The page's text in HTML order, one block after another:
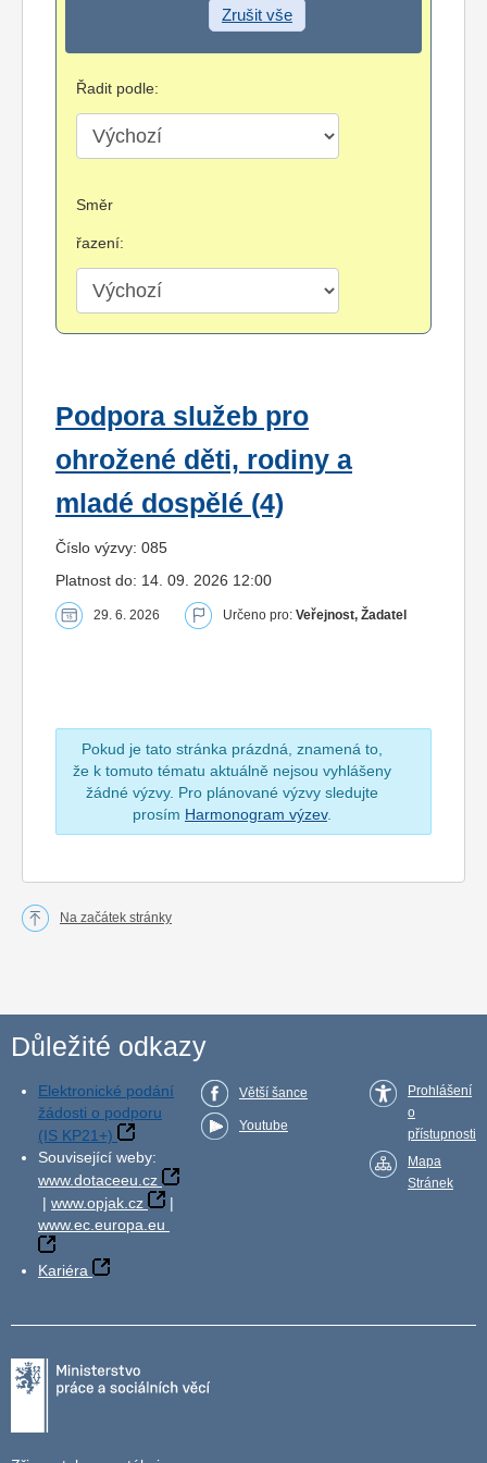
Zrušit vše
Řadit podle:
Směr
řazení:
Podpora služeb pro
ohrožené děti, rodiny a
mladé dospělé (4)
Číslo výzvy: 085
Platnost do: 14. 09. 2026 12:00
29. 6. 2026 Určeno pro: Veřejnost, Žadatel
Pokud je tato stránka prázdná, znamená to,
že k tomuto tématu aktuálně nejsou vyhlášeny
žádné výzvy. Pro plánované výzvy sledujte
prosím Harmonogram výzev.
Na začátek stránky
Důležité odkazy
Elektronické podání
žádosti o podporu
(IS KP21+)
Související weby:
www.dotaceeu.cz
| www.opjak.cz
|
www.ec.europa.eu
Kariéra
Větší šance
Youtube
Prohlášení
o
přístupnosti
Mapa
Stránek